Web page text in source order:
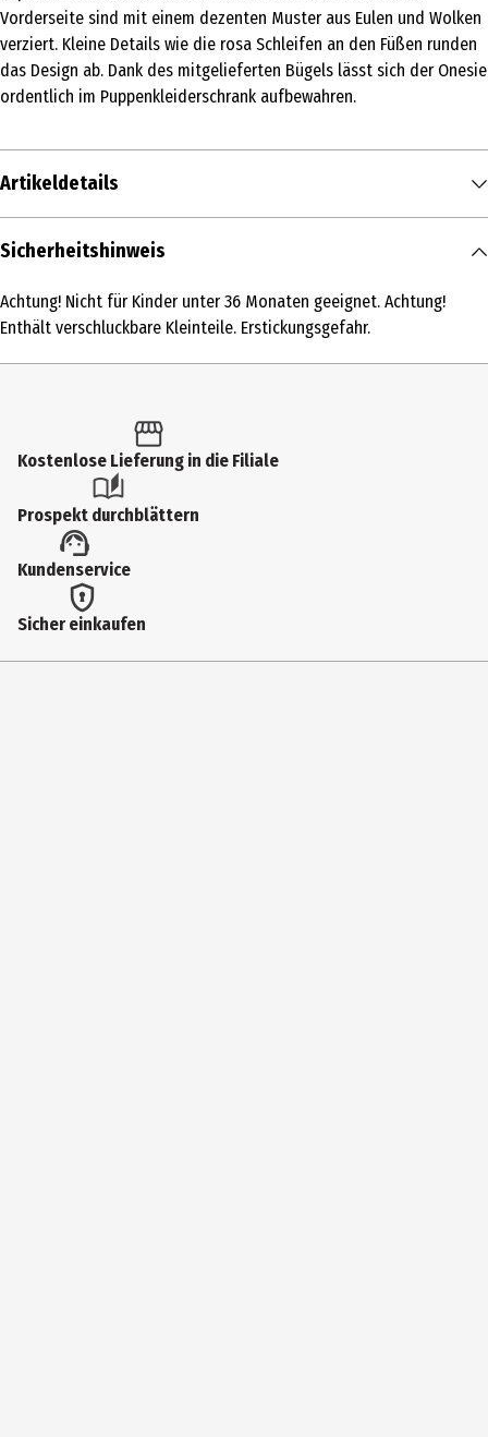
Vorderseite sind mit einem dezenten Muster aus Eulen und Wolken
verziert. Kleine Details wie die rosa Schleifen an den Füßen runden
das Design ab. Dank des mitgelieferten Bügels lässt sich der Onesie
ordentlich im Puppenkleiderschrank aufbewahren.
Artikeldetails
Inhalt
Produkttyp
Artikelnummer des Herstellers
Hersteller
MGA Zapf Creation GmbH
Herstelleradresse
Sicherheitshinweis
Achtung! Nicht für Kinder unter 36 Monaten geeignet. Achtung!
Enthält verschluckbare Kleinteile. Erstickungsgefahr.
Kostenlose Lieferung in die Filiale
Prospekt durchblättern
Kundenservice
Sicher einkaufen